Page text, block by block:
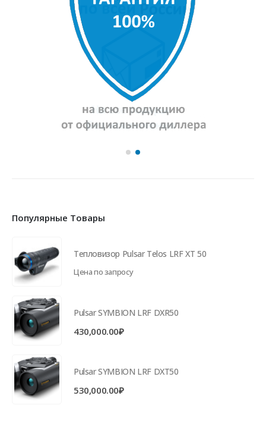
Популярные Товары
Тепловизор Pulsar Telos LRF XT 50
Цена по запросу
Pulsar SYMBION LRF DXR50
430,000.00₽
Pulsar SYMBION LRF DXT50
530,000.00₽